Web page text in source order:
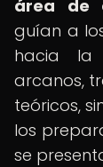
área de
guían a
hacia la
arcanos,
teóricos,
los
se